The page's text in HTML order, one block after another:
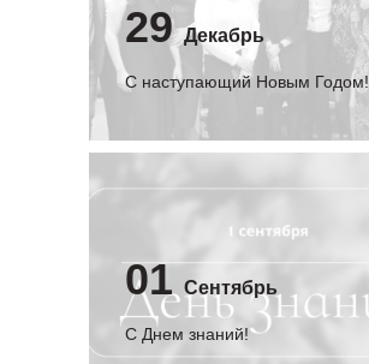
29 Декабрь
С наступающий Новым Годом!
01 Сентябрь
C Днем знаний!